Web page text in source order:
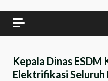
Kepala Dinas
Elektrifikasi Seluruh